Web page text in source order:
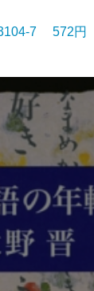
7 572円